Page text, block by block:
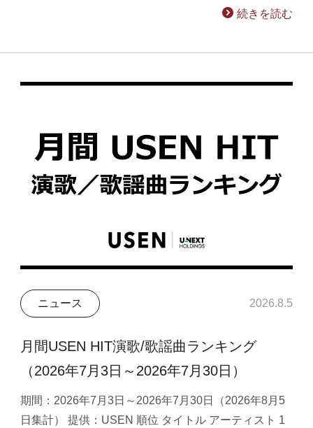
続きを読む
ニュース 2026.8.5
月間USEN HIT演歌/歌謡曲ランキング
（2026年7月3日～2026年7月30日）
期間：2026年7月3日～2026年7月30日（2026年8月5
日集計） 提供：USEN 順位 タイトル アーティスト 1